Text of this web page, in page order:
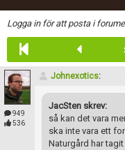
Logga in för att posta i
949
536
Johnexotics:
JacSten skrev:
så kan det vara
ska inte vara ett
Naturgård har
Användarnamn:
Lösenord: